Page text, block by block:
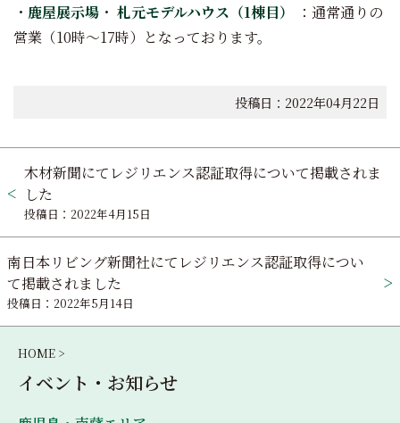
・ 鹿屋展示場 ・ 札元モデルハウス（1棟目）
：通常通りの
営業（10時～17時）となっております。
投稿日：2022年04月22日
投
稿
ナ
ビ
ゲ
ー
シ
ョ
木材新聞にてレジリエンス認証取得について掲載されま
した
投稿日：2022年4月15日
南日本リビング新聞社にてレジリエンス認証取得につい
て掲載されました
投稿日：2022年5月14日
HOME >
イベント・お知らせ